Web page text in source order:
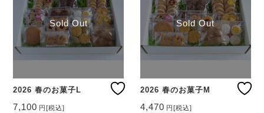
Sold Out
2026 春のお菓子L
7,100 円[税込]
Sold Out
2026 春のお菓子M
4,470 円[税込]